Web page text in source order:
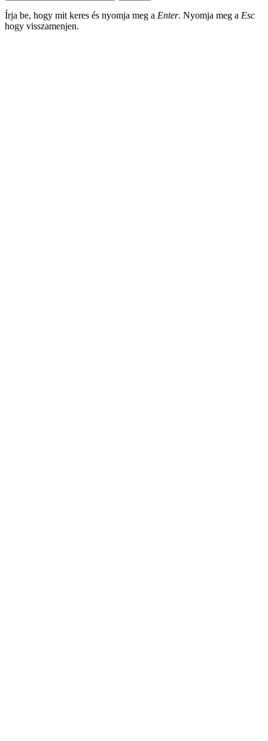
Írja be, hogy mit keres és nyomja meg a Enter. Nyomja meg a Esc
hogy visszamenjen.